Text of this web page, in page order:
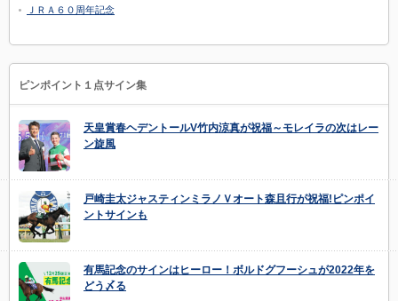
ＪＲＡ６０周年記念
ピンポイント１点サイン集
天皇賞春ヘデントールV竹内涼真が祝福～モレイラの次はレー
ン旋風
戸崎圭太ジャスティンミラノＶオート森且行が祝福!ピンポイ
ントサインも
有馬記念のサインはヒーロー！ボルドグフーシュが2022年を
どう〆る